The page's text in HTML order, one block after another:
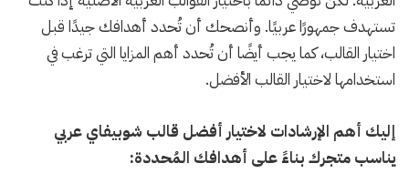
تستهدف جمهورًا عربيًا. وأنصحك أن تُحدد أهدافك جيدًا قبل
اختيار القالب، كما يجب أيضًا أن تُحدد أهم المزايا التي ترغب في
استخدامها لاختيار القالب الأفضل.
إليك أهم الإرشادات لاختيار أفضل قالب شوبيفاي عربي
يناسب متجرك بناءً على أهدافك المُحددة: